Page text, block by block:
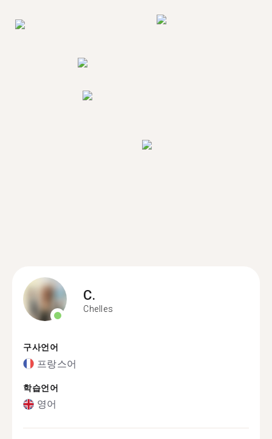
C.
Chelles
구사언어
프랑스어
학습언어
영어